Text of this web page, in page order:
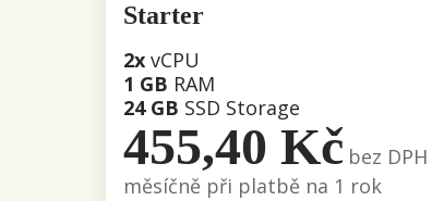
Starter
2xvCPU
1 GB RAM
24 GB SSD Storage
455,40 Kč bez DPH
měsíčně při platbě na 1 rok